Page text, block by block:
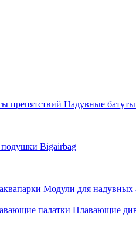
препятствий Надувные
Bigairbag
Модули для надувных
палатки Плавающие